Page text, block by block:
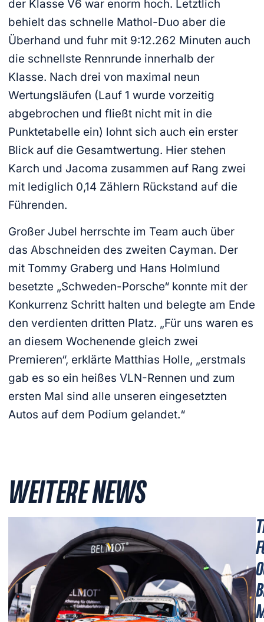
der Klasse V6 war enorm hoch. Letztlich
behielt das schnelle Mathol-Duo aber die
Überhand und fuhr mit 9:12.262 Minuten auch
die schnellste Rennrunde innerhalb der
Klasse. Nach drei von maximal neun
Wertungsläufen (Lauf 1 wurde vorzeitig
abgebrochen und fließt nicht mit in die
Punktetabelle ein) lohnt sich auch ein erster
Blick auf die Gesamtwertung. Hier stehen
Karch und Jacoma zusammen auf Rang zwei
mit lediglich 0,14 Zählern Rückstand auf die
Führenden.
Großer Jubel herrschte im Team auch über
das Abschneiden des zweiten Cayman. Der
mit Tommy Graberg und Hans Holmlund
besetzte „Schweden-Porsche“ konnte mit der
Konkurrenz Schritt halten und belegte am Ende
den verdienten dritten Platz. „Für uns waren es
an diesem Wochenende gleich zwei
Premieren“, erklärte Matthias Holle, „erstmals
gab es so ein heißes VLN-Rennen und zum
ersten Mal sind alle unseren eingesetzten
Autos auf dem Podium gelandet.“
WEITERE NEWS